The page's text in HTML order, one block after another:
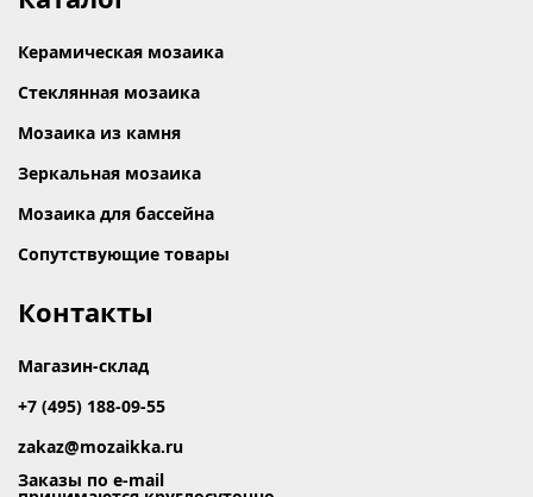
Керамическая мозаика
Стеклянная мозаика
Мозаика из камня
Зеркальная мозаика
Мозаика для бассейна
Сопутствующие товары
Контакты
Магазин-склад
+7 (495) 188-09-55
zakaz@mozaikka.ru
Заказы по e-mail